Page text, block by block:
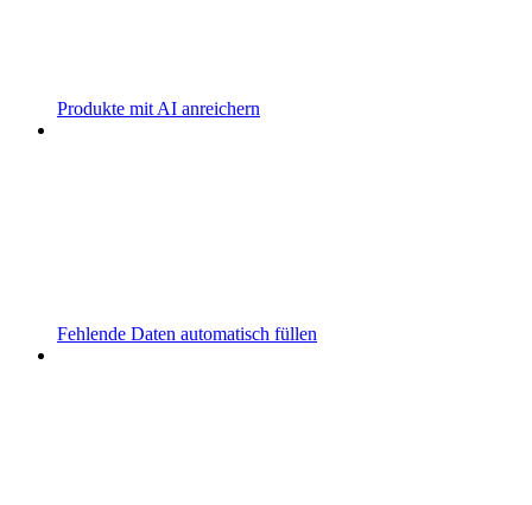
Produkte mit AI anreichern
Fehlende Daten automatisch füllen